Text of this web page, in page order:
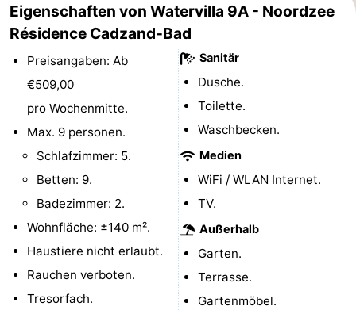
Spielplätze
Bowling
-
Minigolfplätze
Wellness-
Zentren
Dörfer
Städte
Sport
Schwimmbader
-
Wandern
-
Eigenschaften von Watervilla 9A - Noordzee
Résidence Cadzand-Bad
Preisangaben: Ab
€509,00
pro Wochenmitte.
Max. 9 personen.
Schlafzimmer: 5.
Betten: 9.
Badezimmer: 2.
Wohnfläche: ±140 m².
Haustiere nicht erlaubt.
Rauchen verboten.
Tresorfach.
Sanitär
Dusche.
Toilette.
Waschbecken.
Medien
WiFi / WLAN Internet.
TV.
Außerhalb
Garten.
Terrasse.
Gartenmöbel.